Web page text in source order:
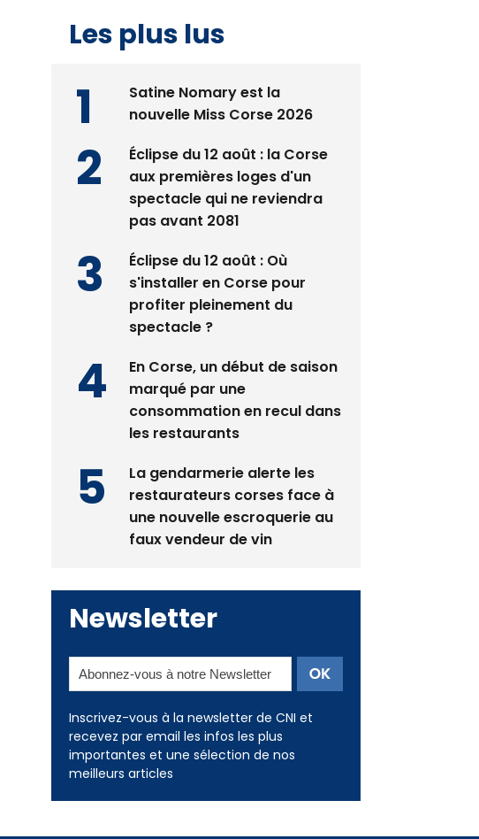
Éclipse du 12 août : la Corse
spectacle qui ne reviendra
pas avant 2081
Éclipse du 12 août : Où
profiter pleinement du
spectacle ?
En Corse, un début de saison
consommation en recul dans
les restaurants
La gendarmerie alerte les
une nouvelle escroquerie au
faux vendeur de vin
Inscrivez-vous à la newsletter de CNI et
recevez par email les infos les plus
importantes et une sélection de nos
meilleurs articles